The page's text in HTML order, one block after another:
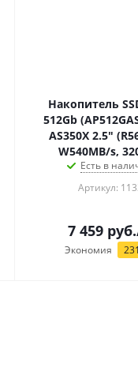
Накопитель
512Gb
AS350X 2.5"
W540MB/s,
Есть в
Артикул:
7 459 руб.
Экономия 231